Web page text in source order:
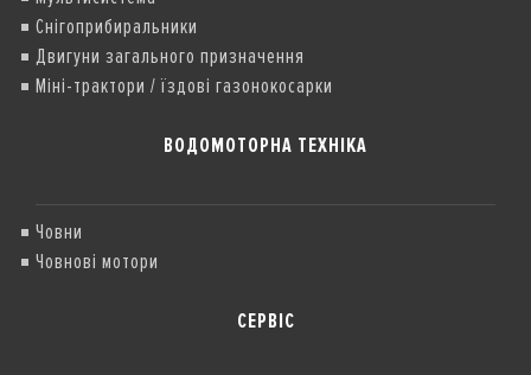
Снігоприбиральники
Двигуни загального призначення
Міні-трактори / їздові газонокосарки
ВОДОМОТОРНА ТЕХНІКА
Човни
Човнові мотори
СЕРВІС